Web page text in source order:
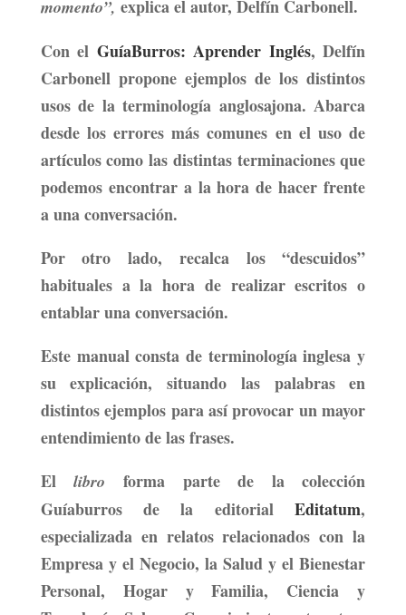
momento”, explica el autor, Delfín Carbonell.
Con el GuíaBurros: Aprender Inglés, Delfín
Carbonell propone ejemplos de los distintos
usos de la terminología anglosajona. Abarca
desde los errores más comunes en el uso de
artículos como las distintas terminaciones que
podemos encontrar a la hora de hacer frente
a una conversación.
Por otro lado, recalca los “descuidos”
habituales a la hora de realizar escritos o
entablar una conversación.
Este manual consta de terminología inglesa y
su explicación, situando las palabras en
distintos ejemplos para así provocar un mayor
entendimiento de las frases.
Ellibro forma parte de lacolección
Guíaburros de la editorialEditatum,
especializada en relatos relacionados con la
Empresa y el Negocio, la Salud y el Bienestar
Personal, Hogar y Familia, Ciencia y